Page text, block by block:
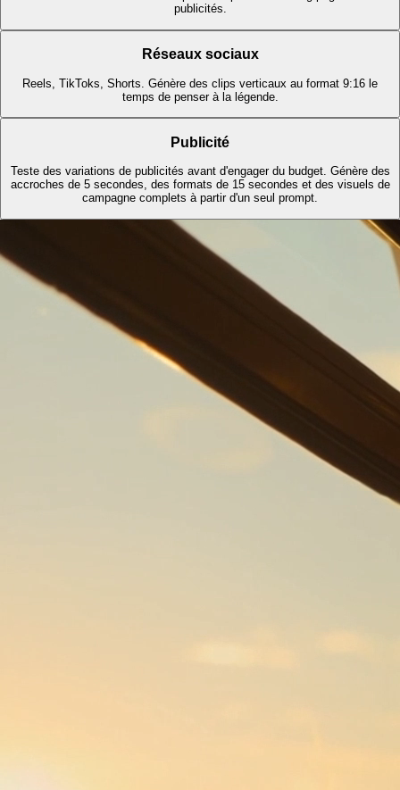
publicités.
Réseaux sociaux
Reels, TikToks, Shorts. Génère des clips verticaux au format 9:16 le
temps de penser à la légende.
Publicité
Teste des variations de publicités avant d'engager du budget. Génère des
accroches de 5 secondes, des formats de 15 secondes et des visuels de
campagne complets à partir d'un seul prompt.